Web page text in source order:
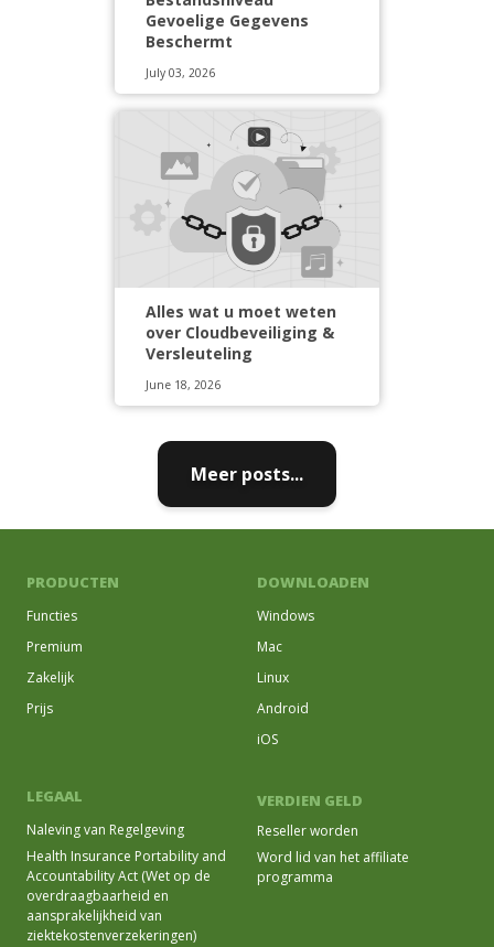
Gevoelige Gegevens
Beschermt
July 03, 2026
Alles wat u moet weten
over Cloudbeveiliging &
Versleuteling
June 18, 2026
Meer posts...
PRODUCTEN
Functies
Premium
Zakelijk
Prijs
DOWNLOADEN
Windows
Mac
Linux
Android
iOS
LEGAAL
Naleving van Regelgeving
Health Insurance Portability and
Accountability Act (Wet op de
overdraagbaarheid en
aansprakelijkheid van
ziektekostenverzekeringen)
VERDIEN GELD
Reseller worden
Word lid van het affiliate
programma